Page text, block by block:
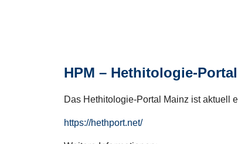
HPM – Hethitologie-
Das Hethitologie-Portal Mainz ist aktuell
https://hethport.net/